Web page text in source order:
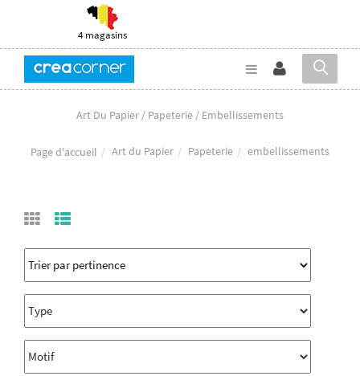
4 magasins
Art Du Papier / Papeterie / Embellissements
Page d'accueil Art du Papier Papeterie embellissements